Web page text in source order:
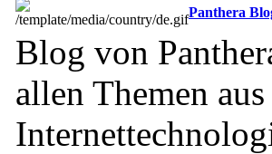
Panthera
Blog von
allen Themen